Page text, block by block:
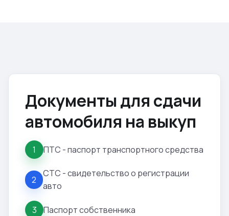
Документы для сдачи
автомобиля на выкуп
1 ПТС - паспорт транспортного средства
2
СТС - свидетельство о регистрации
авто
3 Паспорт собственника